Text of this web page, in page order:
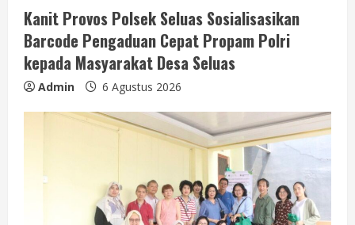
Kanit Provos Polsek Seluas Sosialisasikan
Barcode Pengaduan Cepat Propam Polri
kepada Masyarakat Desa Seluas
Admin 6 Agustus 2026